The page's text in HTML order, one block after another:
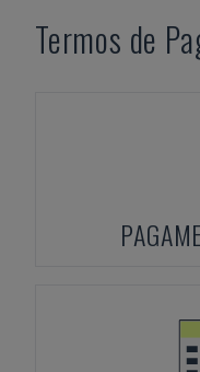
Termos de